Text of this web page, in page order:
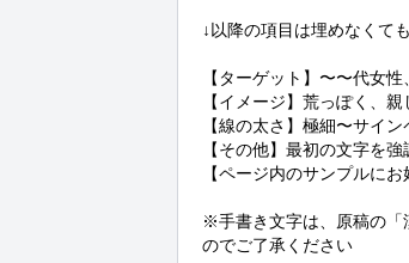
↓以降の項目は埋めなくて
【ターゲット】〜〜代女
【イメージ】荒っぽく、
【線の太さ】極細〜サイ
【その他】最初の文字を
【ページ内のサンプルに
※手書き文字は、原稿の「
のでご了承ください